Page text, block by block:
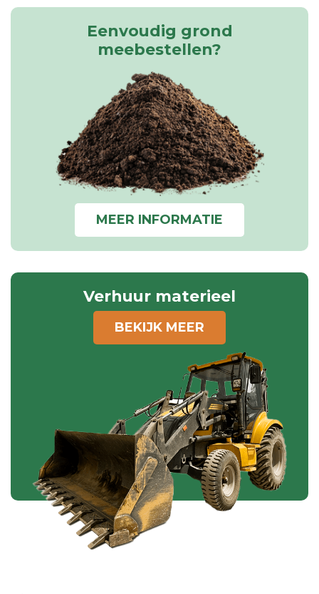
Eenvoudig grond
meebestellen?
MEER INFORMATIE
Verhuur materieel
BEKIJK MEER